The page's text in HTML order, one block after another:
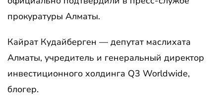
прокуратуры Алматы.
Кайрат Кудайберген — депутат маслихата
Алматы, учредитель и генеральный директор
инвестиционного холдинга Q3 Worldwide,
блогер.